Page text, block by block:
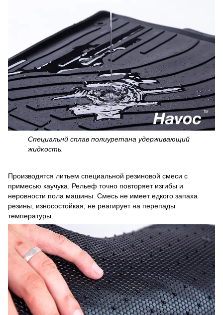
Специальнй сплав полиуретана удерживающий
жидкость.
Производятся литьем специальной резиновой смеси с
примесью каучука. Рельеф точно повторяет изгибы и
неровности пола машины. Смесь не имеет едкого запаха
резины, износостойкая, не реагирует на перепады
температуры.